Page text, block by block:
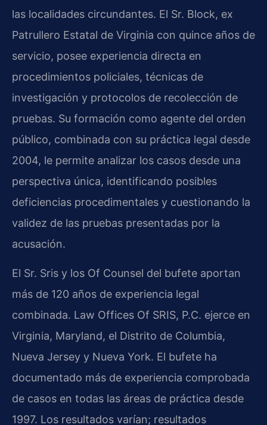
las localidades circundantes. El Sr. Block, ex
Patrullero Estatal de Virginia con quince años de
servicio, posee experiencia directa en
procedimientos policiales, técnicas de
investigación y protocolos de recolección de
pruebas. Su formación como agente del orden
público, combinada con su práctica legal desde
2004, le permite analizar los casos desde una
perspectiva única, identificando posibles
deficiencias procedimentales y cuestionando la
validez de las pruebas presentadas por la
acusación.
El Sr. Sris y los Of Counsel del bufete aportan
más de 120 años de experiencia legal
combinada. Law Offices Of SRIS, P.C. ejerce en
Virginia, Maryland, el Distrito de Columbia,
Nueva Jersey y Nueva York. El bufete ha
documentado más de experiencia comprobada
de casos en todas las áreas de práctica desde
1997. Los resultados varían; resultados